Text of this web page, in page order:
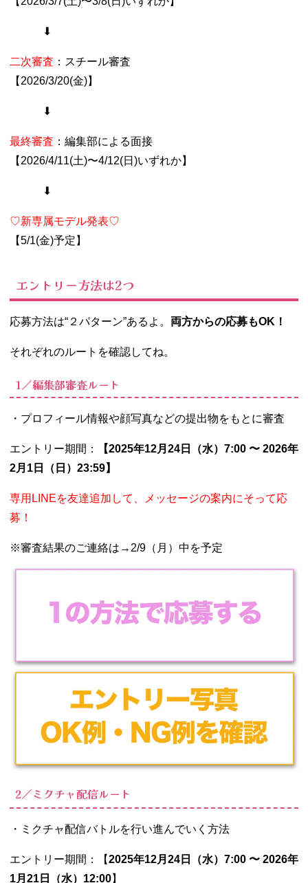
⬇︎
二次審査 ：スチール審査
【2026/3/20(金)】
⬇︎
最終審査 ：編集部による面接
【2026/4/11(土)〜4/12(日)いずれか】
⬇︎
♡新専属モデル発表♡
【5/1(金)予定】
エントリー方法は2つ
応募方法は“２パターン”あるよ。 両方からの応募もOK！
それぞれのルートを確認してね。
1／編集部審査ルート
・プロフィール情報や顔写真などの提出物をもとに審査
エントリー期間： 【2025年12月24日（水）7:00 〜 2026年
2月1日（日）23:59】
専用LINEを友達追加して、メッセージの案内にそって応
募！
※審査結果のご連絡は→2/9（月）中を予定
2／ミクチャ配信ルート
・ミクチャ配信バトルを行い進んでいく方法
エントリー期間：【2025年12月24日（水） 7:00 〜 2026年
1月21日（水）12:00】